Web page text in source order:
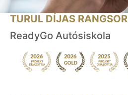
TURUL DÍJAS RANGSOR
ReadyGo Autósiskola